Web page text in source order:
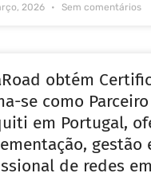
2026 Sem comentários
obtém
se como
em Portugal,
gestão
de redes